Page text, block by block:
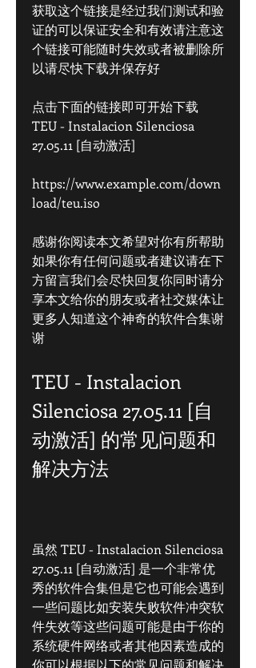
获取这个链接是经过我们测试和验
证的可以保证安全和有效请注意这
个链接可能随时失效或者被删除所
以请尽快下载并保存好
点击下面的链接即可开始下载
TEU - Instalacion Silenciosa
27.05.11 [自动激活]
https://www.example.com/down
load/teu.iso
感谢你阅读本文希望对你有所帮助
如果你有任何问题或者建议请在下
方留言我们会尽快回复你同时请分
享本文给你的朋友或者社交媒体让
更多人知道这个神奇的软件合集谢
谢
TEU - Instalacion
Silenciosa 27.05.11 [自
动激活] 的常见问题和
解决方法
虽然 TEU - Instalacion Silenciosa
27.05.11 [自动激活] 是一个非常优
秀的软件合集但是它也可能会遇到
一些问题比如安装失败软件冲突软
件失效等这些问题可能是由于你的
系统硬件网络或者其他因素造成的
你可以根据以下的常见问题和解决